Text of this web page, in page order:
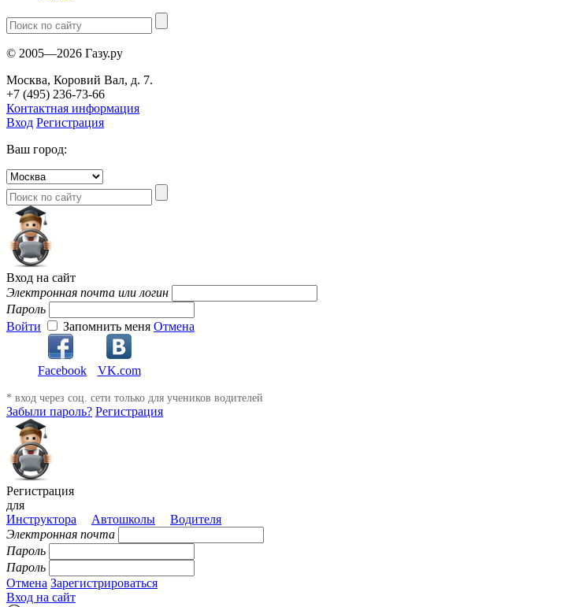
© 2005—2026 Газу.ру
Москва, Коровий Вал, д. 7.
+7 (495) 236-73-66
Контактная информация
Вход Регистрация
Ваш город:
Вход на сайт
Электронная почта или логин
Пароль
Войти
Запомнить меня Отмена
Facebook VK.com
* вход через соц. сети только для учеников водителей
Забыли пароль? Регистрация
Регистрация
для
Инструктора
Автошколы
Водителя
Электронная почта
Пароль
Пароль
Отмена Зарегистрироваться
Вход на сайт